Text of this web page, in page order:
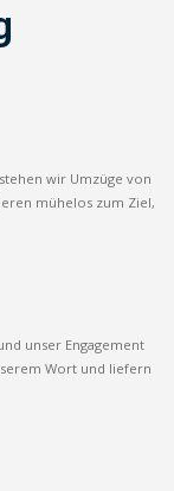
wir Umzüge von
mühelos zum Ziel,
unser Engagement
Wort und liefern